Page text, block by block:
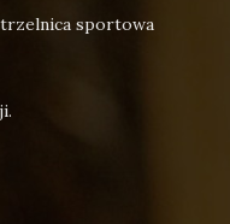
sportowa